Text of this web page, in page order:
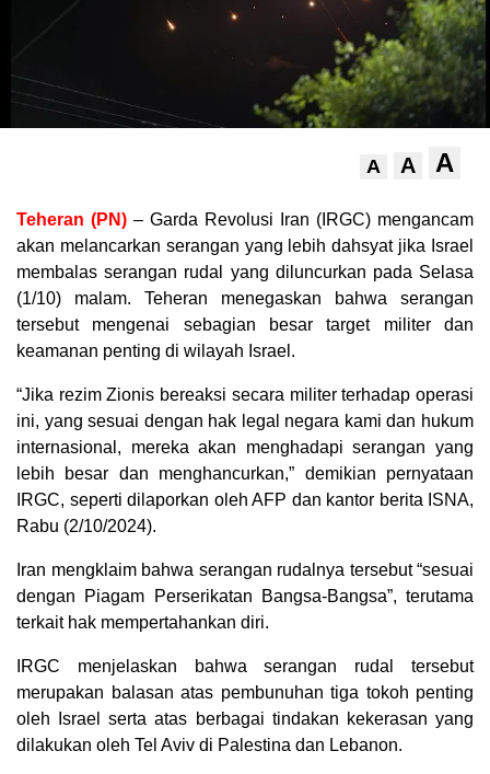
A A A
Teheran (PN) – Garda Revolusi Iran (IRGC) mengancam
akan melancarkan serangan yang lebih dahsyat jika Israel
membalas serangan rudal yang diluncurkan pada Selasa
(1/10) malam. Teheran menegaskan bahwa serangan
tersebut mengenai sebagian besar target militer dan
keamanan penting di wilayah Israel.
“Jika rezim Zionis bereaksi secara militer terhadap operasi
ini, yang sesuai dengan hak legal negara kami dan hukum
internasional, mereka akan menghadapi serangan yang
lebih besar dan menghancurkan,” demikian pernyataan
IRGC, seperti dilaporkan oleh AFP dan kantor berita ISNA,
Rabu (2/10/2024).
Iran mengklaim bahwa serangan rudalnya tersebut “sesuai
dengan Piagam Perserikatan Bangsa-Bangsa”, terutama
terkait hak mempertahankan diri.
IRGC menjelaskan bahwa serangan rudal tersebut
merupakan balasan atas pembunuhan tiga tokoh penting
oleh Israel serta atas berbagai tindakan kekerasan yang
dilakukan oleh Tel Aviv di Palestina dan Lebanon.